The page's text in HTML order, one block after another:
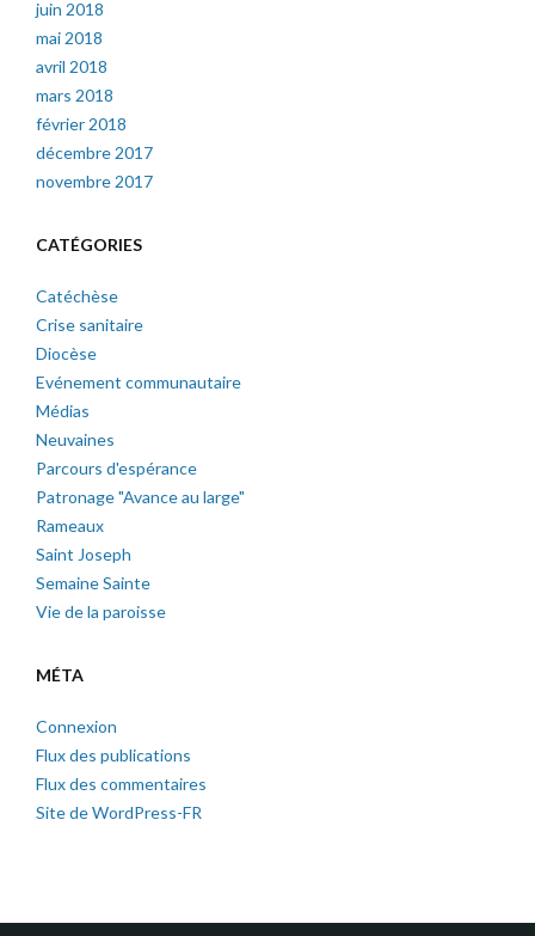
juin 2018
mai 2018
avril 2018
mars 2018
février 2018
décembre 2017
novembre 2017
CATÉGORIES
Catéchèse
Crise sanitaire
Diocèse
Evénement communautaire
Médias
Neuvaines
Parcours d'espérance
Patronage "Avance au large"
Rameaux
Saint Joseph
Semaine Sainte
Vie de la paroisse
MÉTA
Connexion
Flux des publications
Flux des commentaires
Site de WordPress-FR